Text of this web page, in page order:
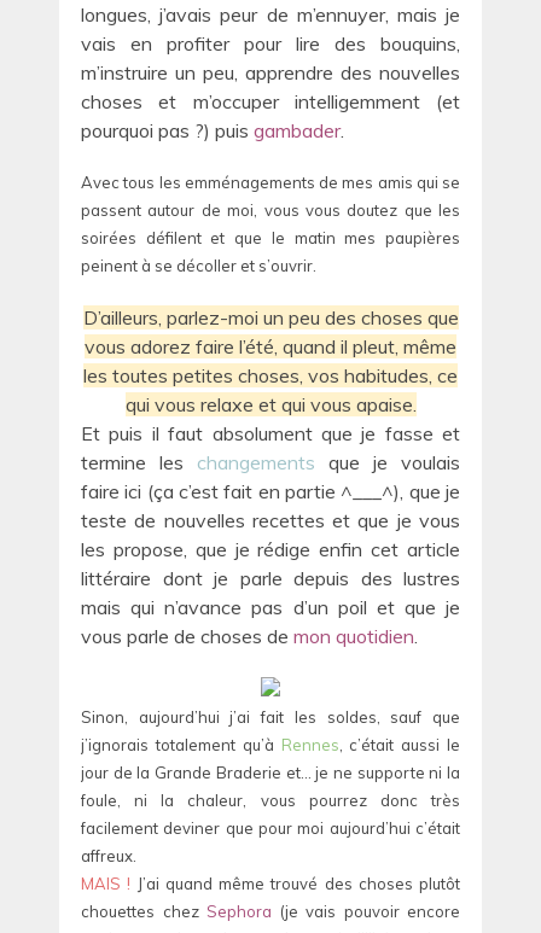
longues, j’avais peur de m’ennuyer, mais je
vais en profiter pour lire des bouquins,
m’instruire un peu, apprendre des nouvelles
choses et m’occuper intelligemment (et
pourquoi pas ?) puis gambader.
Avec tous les emménagements de mes amis qui se
passent autour de moi, vous vous doutez que les
soirées défilent et que le matin mes paupières
peinent à se décoller et s’ouvrir.
D’ailleurs, parlez-moi un peu des choses que
vous adorez faire l’été, quand il pleut, même
les toutes petites choses, vos habitudes, ce
qui vous relaxe et qui vous apaise.
Et puis il faut absolument que je fasse et
termine les changements que je voulais
faire ici (ça c’est fait en partie ^___^), que je
teste de nouvelles recettes et que je vous
les propose, que je rédige enfin cet article
littéraire dont je parle depuis des lustres
mais qui n’avance pas d’un poil et que je
vous parle de choses de mon quotidien.
Sinon, aujourd’hui j’ai fait les soldes, sauf que
j’ignorais totalement qu’à Rennes , c’était aussi le
jour de la Grande Braderie et… je ne supporte ni la
foule, ni la chaleur, vous pourrez donc très
facilement deviner que pour moi aujourd’hui c’était
affreux.
MAIS ! J’ai quand même trouvé des choses plutôt
chouettes chez Sephora (je vais pouvoir encore